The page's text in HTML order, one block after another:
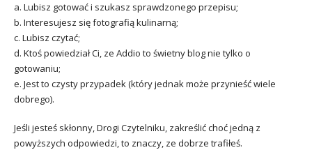
a. Lubisz gotować i szukasz sprawdzonego przepisu;
b. Interesujesz się fotografią kulinarną;
c. Lubisz czytać;
d. Ktoś powiedział Ci, ze Addio to świetny blog nie tylko o
gotowaniu;
e. Jest to czysty przypadek (który jednak może przynieść wiele
dobrego).
Jeśli jesteś skłonny, Drogi Czytelniku, zakreślić choć jedną z
powyższych odpowiedzi, to znaczy, ze dobrze trafiłeś.